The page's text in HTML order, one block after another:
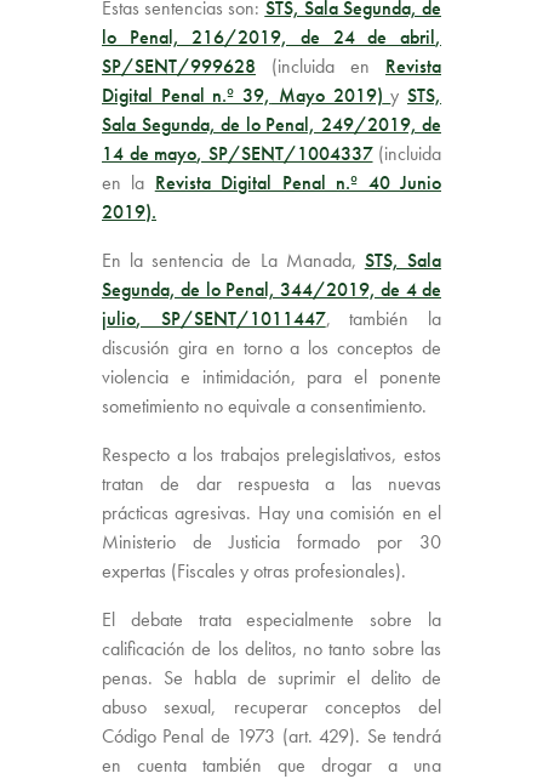
Estas sentencias son: STS, Sala Segunda, de
lo Penal, 216/2019, de 24 de abril,
SP/SENT/999628 (incluida en Revista
Digital Penal n.º 39, Mayo 2019) ySTS,
Sala Segunda, de lo Penal, 249/2019, de
14 de mayo, SP/SENT/1004337(incluida
en la Revista Digital Penal n.º 40 Junio
2019).
En la sentencia de La Manada, STS, Sala
Segunda, de lo Penal, 344/2019, de 4 de
julio, SP/SENT/1011447, también la
discusión gira en torno a los conceptos de
violencia e intimidación, para el ponente
sometimiento no equivale a consentimiento.
Respecto a los trabajos prelegislativos, estos
tratan de dar respuesta a las nuevas
prácticas agresivas. Hay una comisión en el
Ministerio de Justicia formado por 30
expertas (Fiscales y otras profesionales).
El debate trata especialmente sobre la
calificación de los delitos, no tanto sobre las
penas. Se habla de suprimir el delito de
abuso sexual, recuperar conceptos del
Código Penal de 1973 (art. 429). Se tendrá
en cuenta también que drogar a una